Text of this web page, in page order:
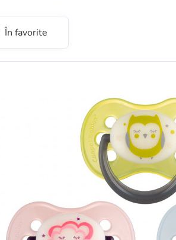
În favorite